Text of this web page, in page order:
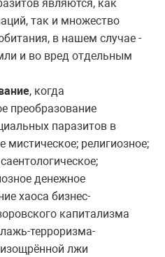
являются, как
так и множество
в нашем случае -
и во вред отдельным
, когда
преобразование
паразитов в
мистическое; религиозное;
денежное
хаоса бизнес-
капитализма
терроризма-
лжи